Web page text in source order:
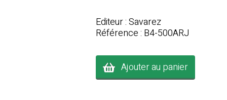
Editeur : Savarez
Référence : B4-500ARJ
Ajouter au panier